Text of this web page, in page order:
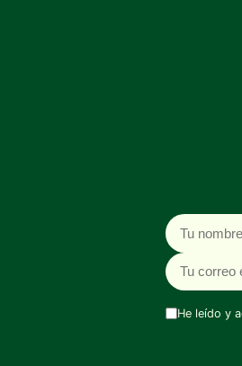
Nombre
Correo
He leído y